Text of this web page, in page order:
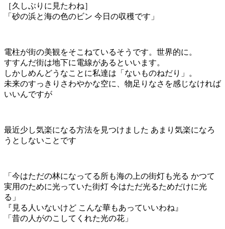
［久しぶりに見たわね］
「砂の浜と海の色のビン 今日の収穫です」
電柱が街の美観をそこねているそうです。世界的に。
すすんだ街は地下に電線があるといいます。
しかしめんどうなことに私達は「ないものねだり」。
未来のすっきりさわやかな空に、物足りなさを感じなければ
いいんですが
最近少し気楽になる方法を見つけました あまり気楽になろ
うとしないことです
「今はただの林になってる所も海の上の街灯も光る かつて
実用のために光っていた街灯 今はただ光るためだけに光
る」
『見る人いないけど こんな華もあっていいわね』
「昔の人がのこしてくれた光の花」